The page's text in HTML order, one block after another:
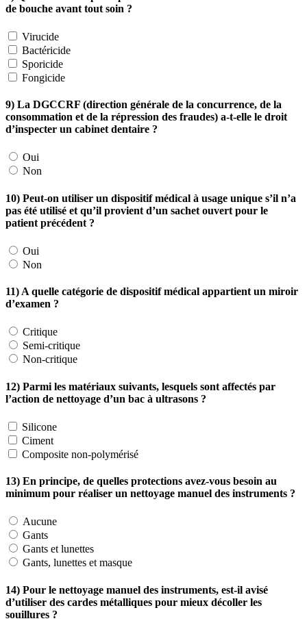
de bouche avant tout soin ?
Virucide
Bactéricide
Sporicide
Fongicide
9) La DGCCRF (direction générale de la concurrence, de la
consommation et de la répression des fraudes) a-t-elle le droit
d’inspecter un cabinet dentaire ?
Oui
Non
10) Peut-on utiliser un dispositif médical à usage unique s’il n’a
pas été utilisé et qu’il provient d’un sachet ouvert pour le
patient précédent ?
Oui
Non
11) A quelle catégorie de dispositif médical appartient un miroir
d’examen ?
Critique
Semi-critique
Non-critique
12) Parmi les matériaux suivants, lesquels sont affectés par
l’action de nettoyage d’un bac à ultrasons ?
Silicone
Ciment
Composite non-polymérisé
13) En principe, de quelles protections avez-vous besoin au
minimum pour réaliser un nettoyage manuel des instruments ?
Aucune
Gants
Gants et lunettes
Gants, lunettes et masque
14) Pour le nettoyage manuel des instruments, est-il avisé
d’utiliser des cardes métalliques pour mieux décoller les
souillures ?